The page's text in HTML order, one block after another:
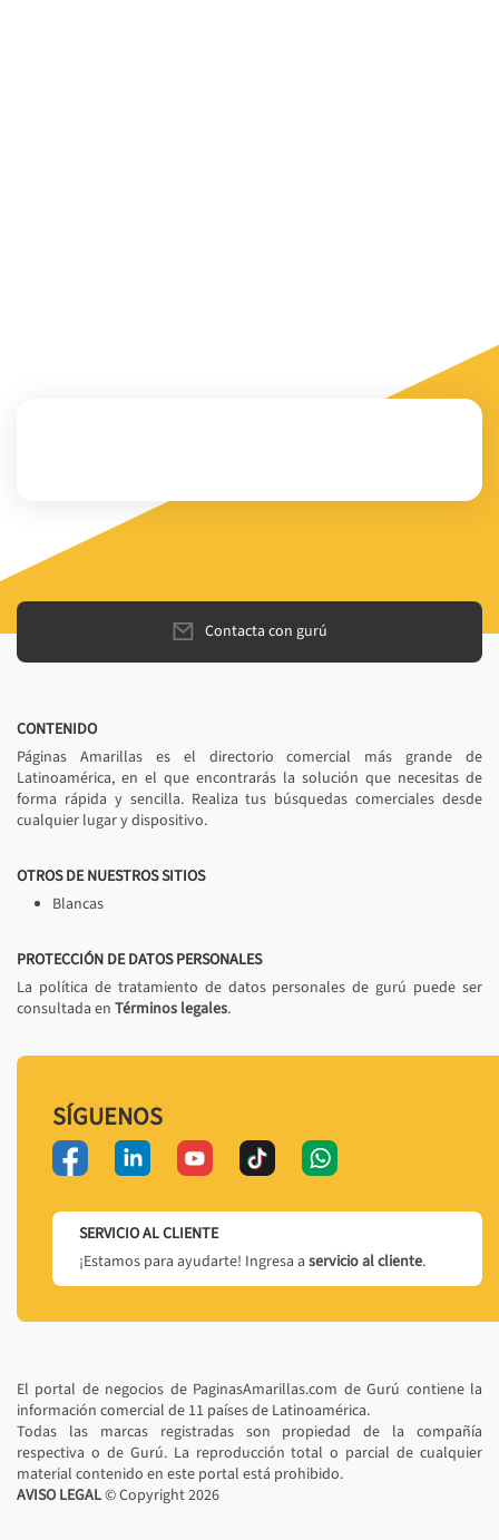
Contacta con gurú
CONTENIDO
Páginas Amarillas es el directorio comercial más grande de
Latinoamérica, en el que encontrarás la solución que necesitas de
forma rápida y sencilla. Realiza tus búsquedas comerciales desde
cualquier lugar y dispositivo.
OTROS DE NUESTROS SITIOS
Blancas
PROTECCIÓN DE DATOS PERSONALES
La política de tratamiento de datos personales de gurú puede ser
consultada en Términos legales.
SÍGUENOS
SERVICIO AL CLIENTE
¡Estamos para ayudarte! Ingresa a servicio al cliente.
El portal de negocios de PaginasAmarillas.com de Gurú contiene la
información comercial de 11 países de Latinoamérica.
Todas las marcas registradas son propiedad de la compañía
respectiva o de Gurú. La reproducción total o parcial de cualquier
material contenido en este portal está prohibido.
AVISO LEGAL© Copyright2026